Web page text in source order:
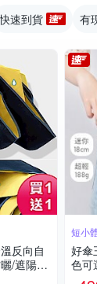
快速到貨 有
反向自
/遮陽傘/
買1送1)
短小
好傘
色可
黑